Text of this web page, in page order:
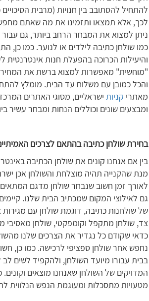
להתחיל להסתובב בין חנויות (מרבית
לכך, אלא תמצאו ותזמינו את מה שאתם
ניתן למצוא את המבחר הרחב ביותר, גם עבור
כמו שולחן כתיבה לילדים או לנוער. כמו כן,
והיעילות הכרוכה בהפעלת חנות אינטרנטית
"מוחשית" מאפשרות למצוא ברשת את
והכל כמובן עם משלוח עד הבית. מומלץ
מאתרי קניות ישראליים, מסוגי האתרים
ומבצעים שונים וכוללים הנחות ומבחר עשיר
בחירת שולחן כתיבה בהתאם לצרכים
בין אם אנחנו קונים את שולחן הכתיבה
מנת שהקנייה תהיה מוצלחת והשולחן אכן
לאורך זמן חשוב שנבחר שולחן מדגם המתאים
גם לאילוצי המקום שמכתיב הבית שלנו. קיימים
של שולחנות כתיבה, דוגמת שולחן עם
צד, שולחן מתקפל וקומפקטי, שולחן מאסיבי
כדאי שקודם כל נגדיר את הצרכים שלנו
נחפש אחר שולחן ספציפי לרכישה. כמו כן,
בבית עבורו מיועד השולחן, ולהקפיד לשים
המדויקים של השולחן שאנחנו מוצאים
מטעויות מתסכלות ומעוגמת הנפש הנלווית